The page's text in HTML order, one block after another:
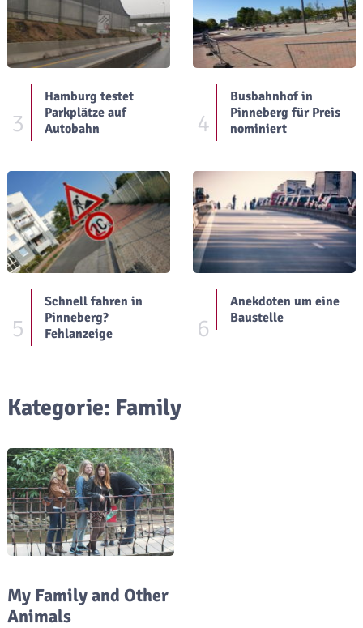
3
Hamburg testet
Parkplätze auf
Autobahn
4
Busbahnhof in
Pinneberg für Preis
nominiert
5
Schnell fahren in
Pinneberg?
Fehlanzeige
6
Anekdoten um eine
Baustelle
Kategorie: Family
My Family and Other
Animals